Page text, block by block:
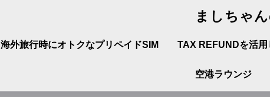
ましちゃ
海外旅行時にオトクなプリペイドSIM TAX REFUNDを活用
空港ラウンジ